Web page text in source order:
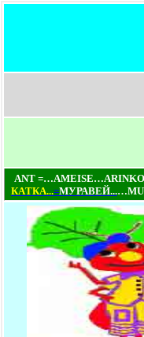
ANT
КAТКA...=МУРАВЕЙ...